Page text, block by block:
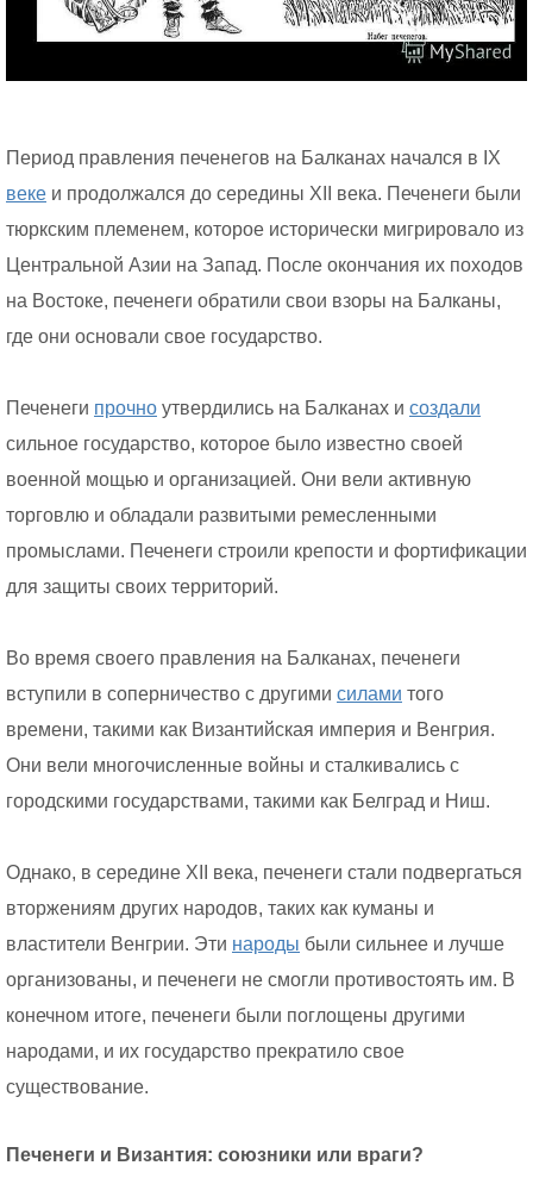
Период правления печенегов на Балканах начался в IX
веке и продолжался до середины XII века. Печенеги были
тюркским племенем, которое исторически мигрировало из
Центральной Азии на Запад. После окончания их походов
на Востоке, печенеги обратили свои взоры на Балканы,
где они основали свое государство.
Печенеги прочно утвердились на Балканах и создали
сильное государство, которое было известно своей
военной мощью и организацией. Они вели активную
торговлю и обладали развитыми ремесленными
промыслами. Печенеги строили крепости и фортификации
для защиты своих территорий.
Во время своего правления на Балканах, печенеги
вступили в соперничество с другими силами того
времени, такими как Византийская империя и Венгрия.
Они вели многочисленные войны и сталкивались с
городскими государствами, такими как Белград и Ниш.
Однако, в середине XII века, печенеги стали подвергаться
вторжениям других народов, таких как куманы и
властители Венгрии. Эти народы были сильнее и лучше
организованы, и печенеги не смогли противостоять им. В
конечном итоге, печенеги были поглощены другими
народами, и их государство прекратило свое
существование.
Печенеги и Византия: союзники или враги?